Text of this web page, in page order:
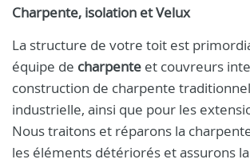
Charpente, isolation et Velux
La structure de votre toit est
équipe de charpente et couvreurs
construction de charpente
industrielle, ainsi que pour les
Nous traitons et réparons la
les éléments détériorés et assurons